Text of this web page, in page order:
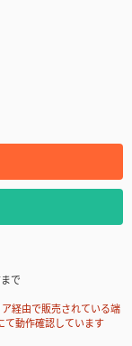
で
経由で販売されている端
て動作確認しています